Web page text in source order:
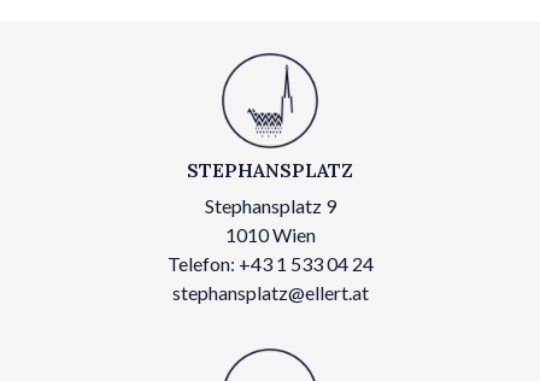
STEPHANSPLATZ
Stephansplatz 9
1010 Wien
Telefon: +43 1 533 04 24
stephansplatz@ellert.at